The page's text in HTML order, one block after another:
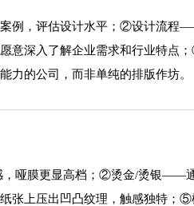
例，评估设计水平；②设计流
深入了解企业需求和行业特点
的公司，而非单纯的排版作坊。
哑膜更显高档；②烫金/烫银
张上压出凹凸纹理，触感独特